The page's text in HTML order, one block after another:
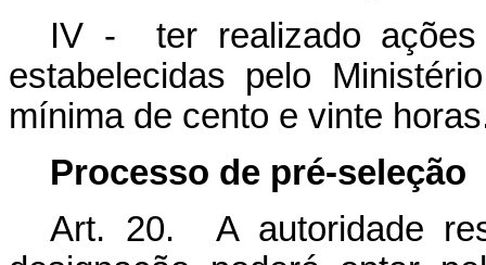
IV - ter realizado ações
estabelecidas pelo
mínima de cento e vinte
Processo de pré-seleção
Art. 20. A autoridade